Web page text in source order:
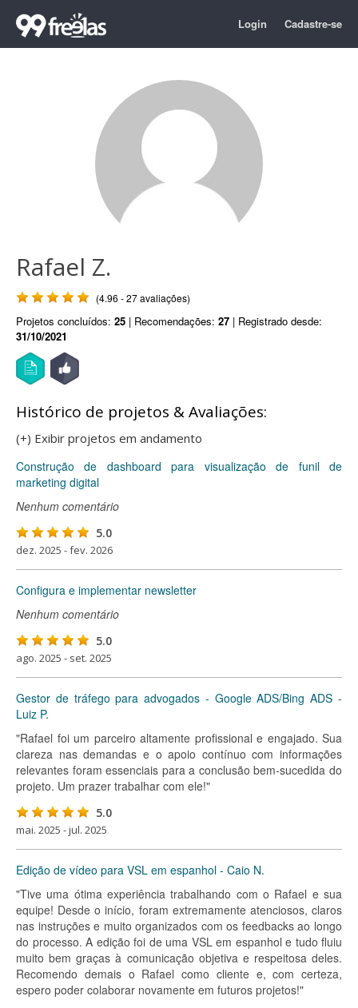
Login Cadastre-se
Rafael Z.
(4.96 - 27 avaliações)
Projetos concluídos: 25 | Recomendações: 27 | Registrado desde:
31/10/2021
Histórico de projetos & Avaliações:
(+) Exibir projetos em andamento
Construção de dashboard para visualização de funil de
marketing digital
Nenhum comentário
5.0
dez. 2025 - fev. 2026
Configura e implementar newsletter
Nenhum comentário
5.0
ago. 2025 - set. 2025
Gestor de tráfego para advogados - Google ADS/Bing ADS -
Luiz P.
"Rafael foi um parceiro altamente profissional e engajado. Sua
clareza nas demandas e o apoio contínuo com informações
relevantes foram essenciais para a conclusão bem-sucedida do
projeto. Um prazer trabalhar com ele!"
5.0
mai. 2025 - jul. 2025
Edição de vídeo para VSL em espanhol - Caio N.
"Tive uma ótima experiência trabalhando com o Rafael e sua
equipe! Desde o início, foram extremamente atenciosos, claros
nas instruções e muito organizados com os feedbacks ao longo
do processo. A edição foi de uma VSL em espanhol e tudo fluiu
muito bem graças à comunicação objetiva e respeitosa deles.
Recomendo demais o Rafael como cliente e, com certeza,
espero poder colaborar novamente em futuros projetos!"